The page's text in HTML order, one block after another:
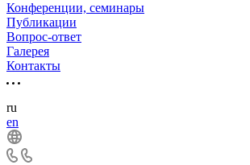
Конференции, семинары
Публикации
Вопрос-ответ
Галерея
Контакты
ru
en